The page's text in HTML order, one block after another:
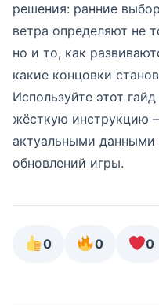
решения: ранние
ветра определяют не
но и то, как
какие концовки
Используйте этот
жёсткую инструкцию
актуальными данными
обновлений игры.
0 0 0